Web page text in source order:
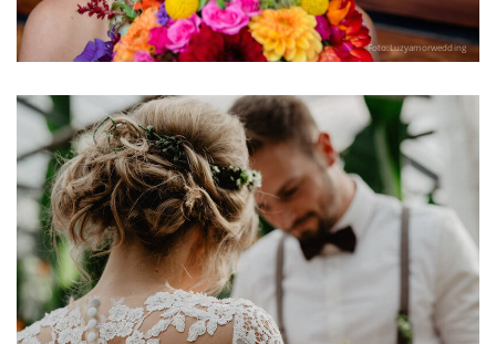
Foto:Luzyamorwedding